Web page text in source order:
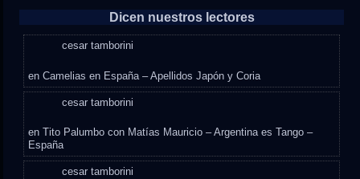
Dicen nuestros lectores
cesar tamborini
enCamelias en España – Apellidos Japón y Coria
cesar tamborini
enTito Palumbo con Matías Mauricio – Argentina es Tango –
España
cesar tamborini